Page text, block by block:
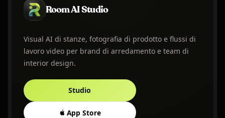
Room AI Studio
Visual AI di stanze, fotografia di prodotto e flussi di
lavoro video per brand di arredamento e team di
interior design.
Studio
App Store